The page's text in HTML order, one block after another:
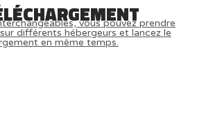
vous pouvez prendre
différents hébergeurs et lancez le
en même temps.